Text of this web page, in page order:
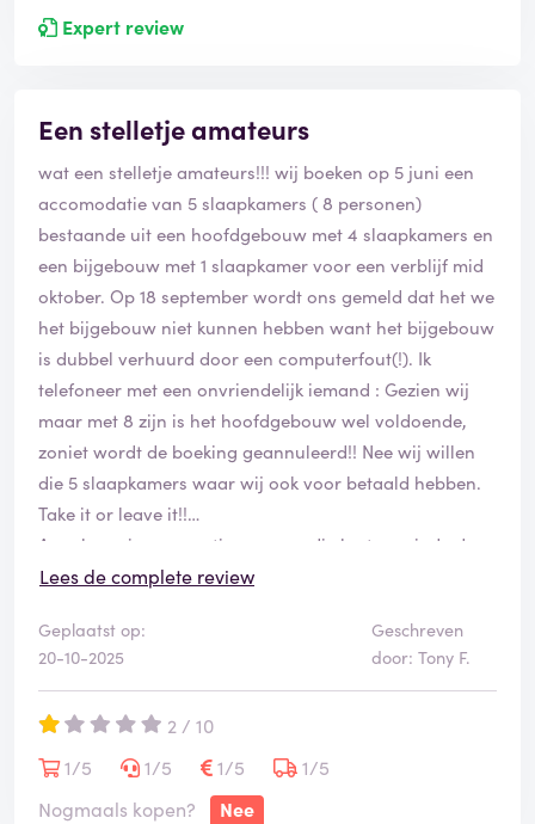
Expert review
Een stelletje amateurs
wat een stelletje amateurs!!! wij boeken op 5 juni een
accomodatie van 5 slaapkamers ( 8 personen)
bestaande uit een hoofdgebouw met 4 slaapkamers en
een bijgebouw met 1 slaapkamer voor een verblijf mid
oktober. Op 18 september wordt ons gemeld dat het we
het bijgebouw niet kunnen hebben want het bijgebouw
is dubbel verhuurd door een computerfout(!). Ik
telefoneer met een onvriendelijk iemand : Gezien wij
maar met 8 zijn is het hoofdgebouw wel voldoende,
zoniet wordt de boeking geannuleerd!! Nee wij willen
die 5 slaapkamers waar wij ook voor betaald hebben.
Take it or leave it!!
Annuleren is geen optie meer op die korte periode dus
we slikken het maar, twee ontevreden gezichten!
weken nog altijd niet hebben gekregen. Na reklamatie
krijgen we te horen dat het slechts 286 euro zal zijn
(computerfout?) en dat het gestort zal worden.
Lees de complete review
Geplaatst op:
20-10-2025
Geschreven
door: Tony F.
2 / 10
1/5
1/5 1/5
1/5
Nogmaals kopen?
Nee